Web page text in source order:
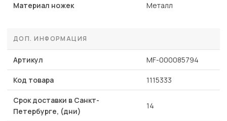
Материал ножек Металл
ДОП. ИНФОРМАЦИЯ
Артикул MF-000085794
Код товара 1115333
Срок доставки в Санкт-
Петербурге, (дни)
14